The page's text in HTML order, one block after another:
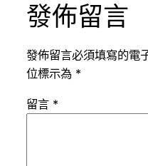
發佈留言
發佈留言必須填寫的電
位標示為 *
留言 *